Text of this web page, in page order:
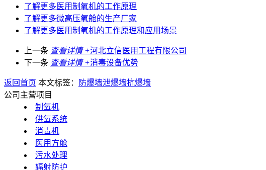
了解更多 医用制氧机的工作原理
了解更多微高压氧舱的生产厂家
了解更多 医用制氧机的工作原理和应用场景
上一条 查看详情 +河北立信医用工程有限公司
下一条 查看详情 +消毒设备优势
返回首页 本文标签： 防爆墙泄爆墙抗爆墙
公司主营项目
制氧机
供氧系统
消毒机
医用方舱
污水处理
辐射防护